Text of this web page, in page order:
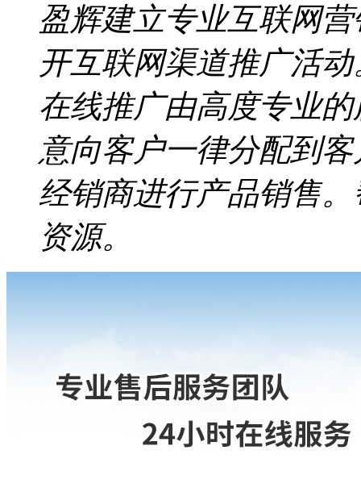
盈辉建立专业互联网
开互联网渠道推广活动
在线推广由高度专业
意向客户一律分配到
经销商进行产品销售
资源。